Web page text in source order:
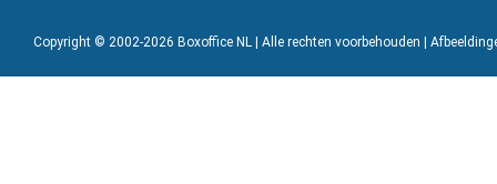
Copyright © 2002-2026 Boxoffice NL | Alle rechten voorbehouden |